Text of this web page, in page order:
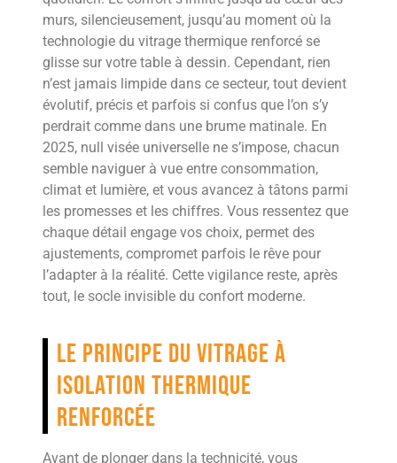
murs, silencieusement, jusqu’au moment où la
technologie du vitrage thermique renforcé se
glisse sur votre table à dessin. Cependant, rien
n’est jamais limpide dans ce secteur, tout devient
évolutif, précis et parfois si confus que l’on s’y
perdrait comme dans une brume matinale. En
2025, null visée universelle ne s’impose, chacun
semble naviguer à vue entre consommation,
climat et lumière, et vous avancez à tâtons parmi
les promesses et les chiffres. Vous ressentez que
chaque détail engage vos choix, permet des
ajustements, compromet parfois le rêve pour
l’adapter à la réalité. Cette vigilance reste, après
tout, le socle invisible du confort moderne.
Le principe du vitrage à
isolation thermique
renforcée
Avant de plonger dans la technicité, vous